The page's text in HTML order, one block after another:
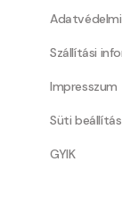
Szállítási
Impresszum
Süti beállítás
GYIK